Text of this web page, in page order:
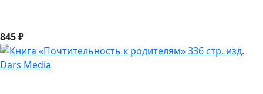
845 ₽